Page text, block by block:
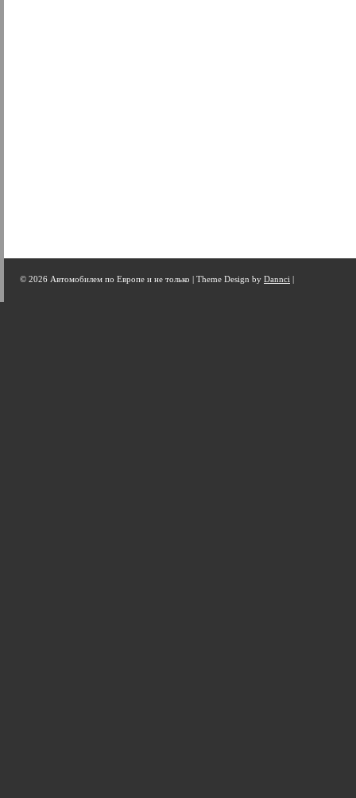
© 2026 Автомобилем по Европе и не только | Theme Design by Dannci |